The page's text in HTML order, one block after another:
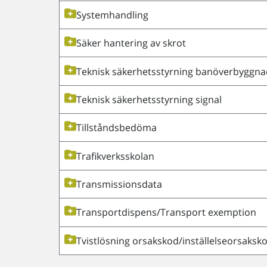
Systemhandling
Säker hantering av skrot
Teknisk säkerhetsstyrning
Teknisk säkerhetsstyrning signal
Tillståndsbedöma
Trafikverksskolan
Transmissionsdata
Transportdispens/Transport exemption
Tvistlösning orsakskod/